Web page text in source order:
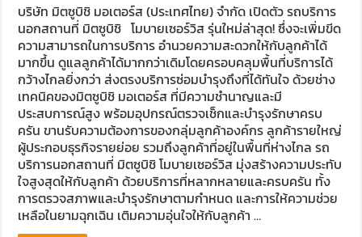
บริษัท มิตซูบิชิ มอเตอร์ส (ประเทศไทย) จำกัด เปิดตัว รถบริการ
นอกสถานที่ มิตซูบิชิ โมบายเซอร์วิส รุ่นใหม่ล่าสุด! ซึ่งจะเพิ่มขีด
ความสามารถในการบริการ อำนวยความสะดวกให้กับลูกค้าได้
มากขึ้น ดูแลลูกค้าได้มากกว่าเดิมโดยครอบคลุมพื้นที่บริการได้
กว้างไกลยิ่งกว่า ส่งตรงบริการซ่อมบำรุงถึงที่ได้ทันใจ ด้วยช่าง
เทคนิคของมิตซูบิชิ มอเตอร์ส ที่มีความชำนาญและมี
ประสบการณ์สูง พร้อมอุปกรณ์ตรวจเช็กและบำรุงรักษาครบ
ครัน ขานรับความต้องการของกลุ่มลูกค้าองค์กร ลูกค้ารายใหญ่
ผู้ประกอบธุรกิจรายย่อย รวมถึงลูกค้าที่อยู่ในพื้นที่ห่างไกล รถ
บริการนอกสถานที่ มิตซูบิชิ โมบายเซอร์วิส มุ่งสร้างความประทับ
ใจสูงสุดให้กับลูกค้า ด้วยบริการที่หลากหลายและครบครัน ทั้ง
การตรวจสภาพและบำรุงรักษาตามกำหนด และการให้ความช่วย
เหลือในยามฉุกเฉิน เติมความอุ่นใจให้กับลูกค้า …